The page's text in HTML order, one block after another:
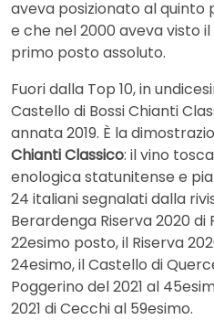
aveva posizionato al quinto
e che nel 2000 aveva visto il
primo posto assoluto.
Fuori dalla Top 10, in
Castello di Bossi Chianti
annata 2019. È la
Chianti Classico: il vino
enologica statunitense e
24 italiani segnalati dalla
Berardenga Riserva 2020 di
22esimo posto, il Riserva
24esimo, il Castello di
Poggerino del 2021 al
2021 di Cecchi al 59esimo.